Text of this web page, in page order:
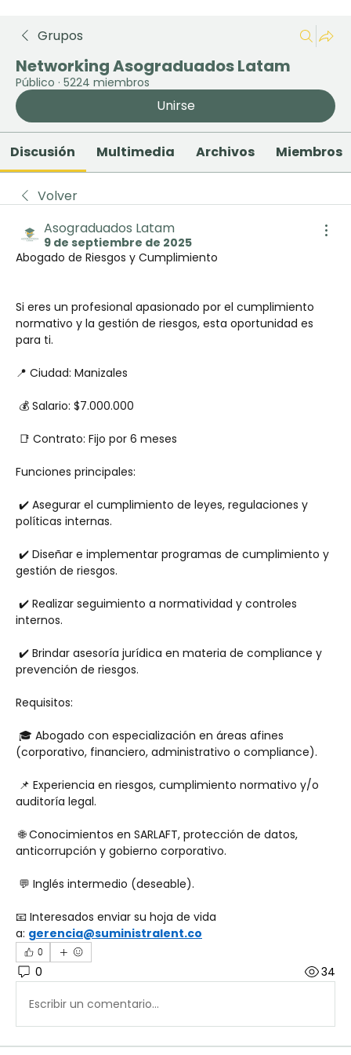
Grupos
Networking Asograduados Latam
Público · 5224 miembros
Unirse
Discusión Multimedia Archivos Miembros
Volver
Asograduados Latam
9 de septiembre de 2025
Abogado de Riesgos y Cumplimiento
Si eres un profesional apasionado por el cumplimiento
normativo y la gestión de riesgos, esta oportunidad es
para ti.
📍 Ciudad: Manizales
💰 Salario: $7.000.000
📑 Contrato: Fijo por 6 meses
Funciones principales:
✔️ Asegurar el cumplimiento de leyes, regulaciones y
políticas internas.
✔️ Diseñar e implementar programas de cumplimiento y
gestión de riesgos.
✔️ Realizar seguimiento a normatividad y controles
internos.
✔️ Brindar asesoría jurídica en materia de compliance y
prevención de riesgos.
Requisitos:
🎓 Abogado con especialización en áreas afines
(corporativo, financiero, administrativo o compliance).
📌 Experiencia en riesgos, cumplimiento normativo y/o
auditoría legal.
🌐 Conocimientos en SARLAFT, protección de datos,
anticorrupción y gobierno corporativo.
💬 Inglés intermedio (deseable).
📧 Interesados enviar su hoja de vida
a: gerencia@suministralent.co
0
0 34
Escribir un comentario...